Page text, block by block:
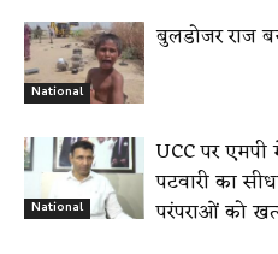
National
बुलडोजर राज
National
UCC पर
पटवारी का
परंपराओं को